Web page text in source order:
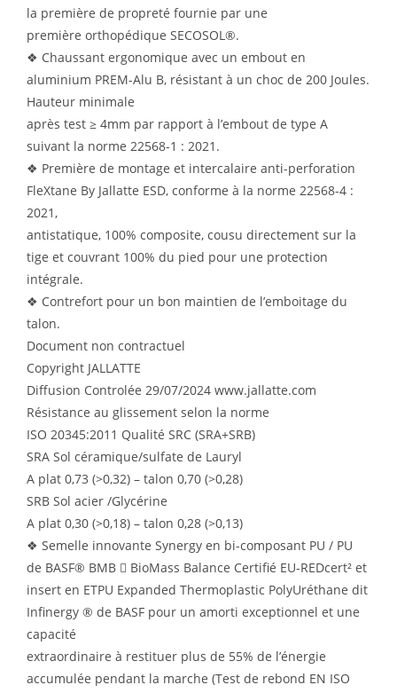
la première de propreté fournie par une
première orthopédique SECOSOL®.
❖ Chaussant ergonomique avec un embout en
aluminium PREM-Alu B, résistant à un choc de 200 Joules.
Hauteur minimale
après test ≥ 4mm par rapport à l’embout de type A
suivant la norme 22568-1 : 2021.
❖ Première de montage et intercalaire anti-perforation
FleXtane By Jallatte ESD, conforme à la norme 22568-4 :
2021,
antistatique, 100% composite, cousu directement sur la
tige et couvrant 100% du pied pour une protection
intégrale.
❖ Contrefort pour un bon maintien de l’emboitage du
talon.
Document non contractuel
Copyright JALLATTE
Diffusion Controlée 29/07/2024 www.jallatte.com
Résistance au glissement selon la norme
ISO 20345:2011 Qualité SRC (SRA+SRB)
SRA Sol céramique/sulfate de Lauryl
A plat 0,73 (>0,32) – talon 0,70 (>0,28)
SRB Sol acier /Glycérine
A plat 0,30 (>0,18) – talon 0,28 (>0,13)
❖ Semelle innovante Synergy en bi-composant PU / PU
de BASF® BMB  BioMass Balance Certifié EU-REDcert² et
insert en ETPU Expanded Thermoplastic PolyUréthane dit
Infinergy ® de BASF pour un amorti exceptionnel et une
capacité
extraordinaire à restituer plus de 55% de l’énergie
accumulée pendant la marche (Test de rebond EN ISO